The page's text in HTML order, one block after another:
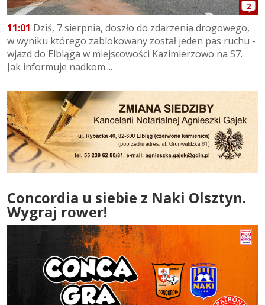
2
11:01 Dziś, 7 sierpnia, doszło do zdarzenia drogowego,
w wyniku którego zablokowany został jeden pas ruchu -
wjazd do Elbląga w miejscowości Kazimierzowo na S7.
Jak informuje nadkom....
Concordia u siebie z Naki Olsztyn.
Wygraj rower!